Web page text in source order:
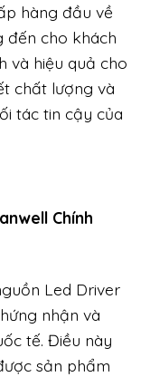
hàng đầu về
đến cho khách
và hiệu quả cho
chất lượng và
tác tin cậy của
Chính
Led Driver
nhận và
tế. Điều này
sản phẩm